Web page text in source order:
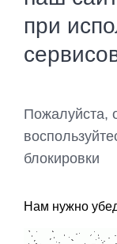
при
Пожалуйста,
блокировки
Нам нужно